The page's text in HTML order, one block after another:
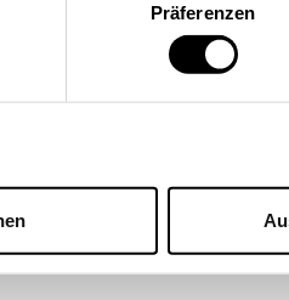
Präferenzen